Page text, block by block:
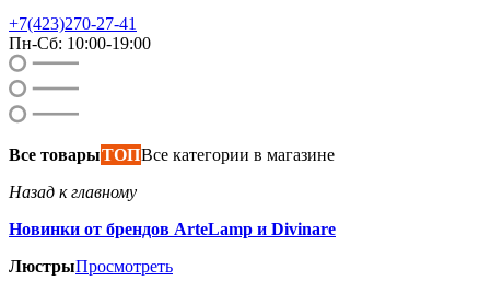
+7(423)270-27-41
Пн-Сб: 10:00-19:00
Все товарыТОПВсе категории в магазине
Назад к главному
Новинки от брендов ArteLamp и Divinare
ЛюстрыПросмотреть